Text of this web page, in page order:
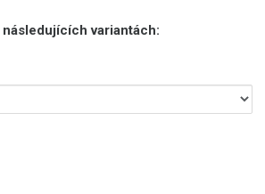
variantách: